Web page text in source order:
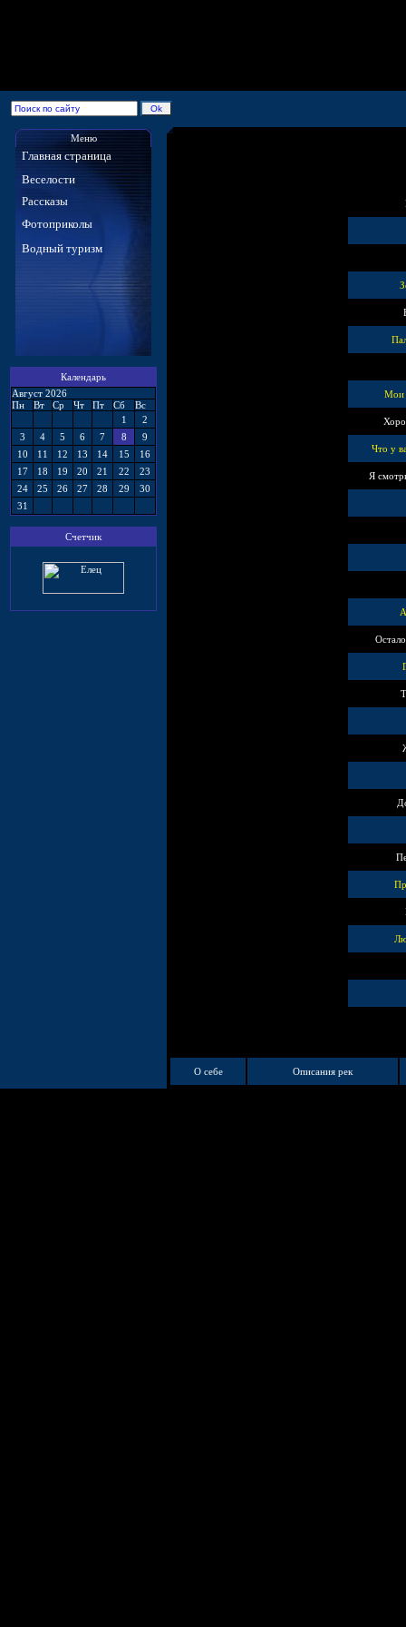
Меню
Главная страница
Веселости
Рассказы
Фотоприколы
Водный туризм
Календарь
Август 2026
Пн
Вт Ср Чт Пт Сб
Вс
1
2
3
4 5 6 7 8
9
10
11 12 13 14 15
16
17
18 19 20 21 22
23
24
25 26 27 28 29
30
31
Счетчик
Мои
Что у
Я
А
О себе Описания рек